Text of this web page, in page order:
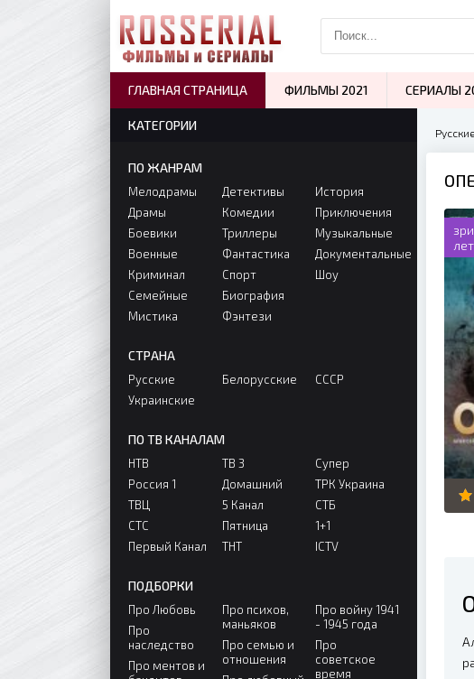
лет
КАТЕГОРИИ
ПО ЖАНРАМ
Мелодрамы
Драмы
Боевики
Военные
Криминал
Семейные
Мистика
Детективы
Комедии
Триллеры
Фантастика
Спорт
Биография
Фэнтези
История
Приключения
Музыкальные
Документальные
Шоу
СТРАНА
Русские
Украинские
Белорусские СССР
ПО ТВ КАНАЛАМ
НТВ
Россия 1
ТВЦ
СТС
Первый Канал
ТВ 3
Домашний
5 Канал
Пятница
ТНТ
Супер
ТРК Украина
СТБ
1+1
ICTV
ПОДБОРКИ
Про Любовь
Про
наследство
Про ментов и
Про психов,
маньяков
Про семью и
отношения
Про войну 1941
- 1945 года
Про
советское
время
ГЛАВНАЯ СТРАНИЦА ФИЛЬМЫ 2021 СЕРИАЛЫ